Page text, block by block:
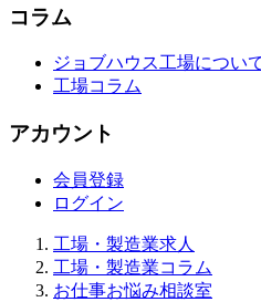
コラム
ジョブハウス工場につい
工場コラム
アカウント
会員登録
ログイン
工場・製造業求人
工場・製造業コラム
お仕事お悩み相談室